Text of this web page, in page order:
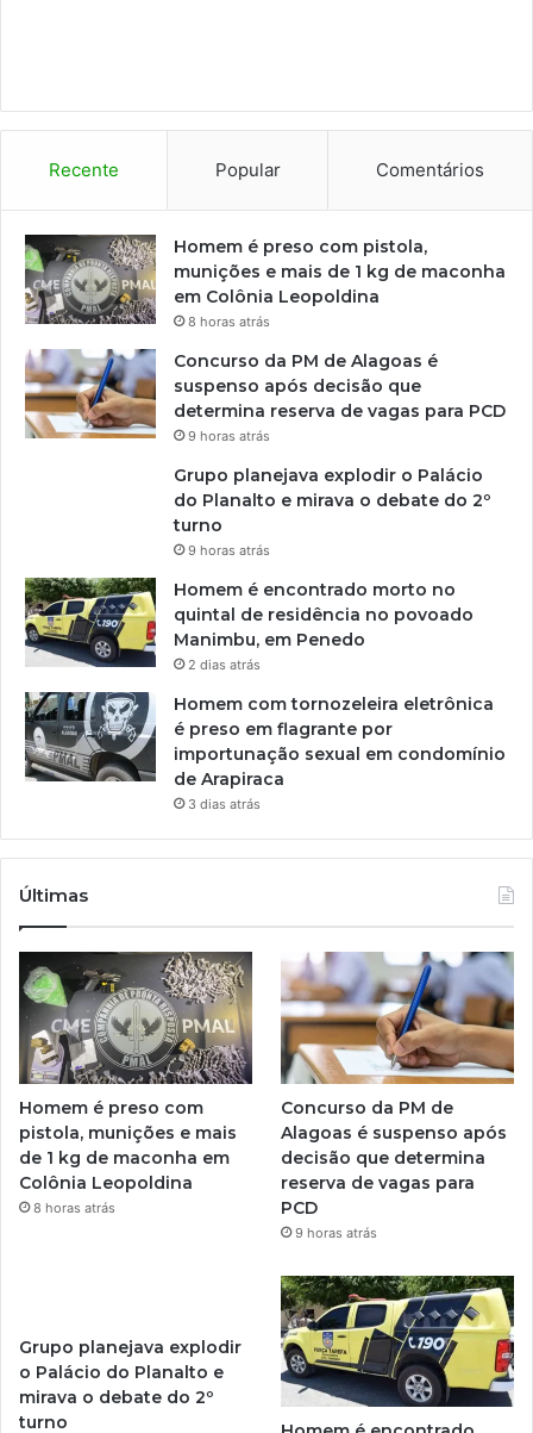
Recente Popular Comentários
Homem é preso com pistola,
munições e mais de 1 kg de maconha
em Colônia Leopoldina
8 horas atrás
Concurso da PM de Alagoas é
suspenso após decisão que
determina reserva de vagas para PCD
9 horas atrás
Grupo planejava explodir o Palácio
do Planalto e mirava o debate do 2º
turno
9 horas atrás
Homem é encontrado morto no
quintal de residência no povoado
Manimbu, em Penedo
2 dias atrás
Homem com tornozeleira eletrônica
é preso em flagrante por
importunação sexual em condomínio
de Arapiraca
3 dias atrás
Últimas
Homem é preso com
pistola, munições e mais
de 1 kg de maconha em
Colônia Leopoldina
8 horas atrás
Concurso da PM de
Alagoas é suspenso após
decisão que determina
reserva de vagas para
PCD
9 horas atrás
Grupo planejava explodir
o Palácio do Planalto e
mirava o debate do 2º
turno